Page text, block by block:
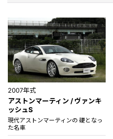
2007年式
アストンマーティン / ヴァンキ
ッシュS
現代アストンマーティンの 礎となっ
た名車